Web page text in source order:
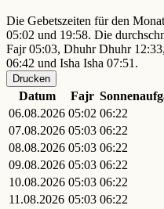
Die Gebetszeiten für den
05:02 und 19:58. Die
Fajr 05:03, Dhuhr Dhuhr
06:42 und Isha Isha 07:51.
Drucken
Datum Fajr
06.08.2026 05:02 06:22
07.08.2026 05:03 06:22
08.08.2026 05:03 06:22
09.08.2026 05:03 06:22
10.08.2026 05:03 06:22
11.08.2026 05:03 06:22